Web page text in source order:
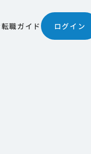
転職ガイド ログイン